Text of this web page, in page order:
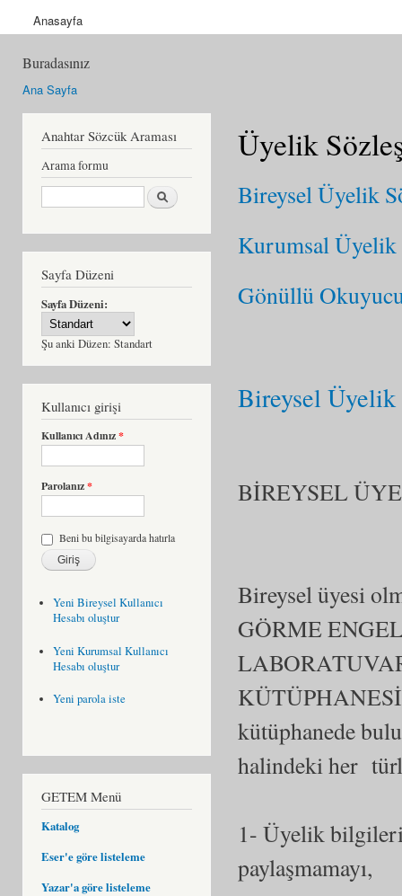
Anasayfa
Buradasınız
Ana Sayfa
Anahtar Sözcük Araması
Arama formu
Ara
Sayfa Düzeni
Sayfa Düzeni:
Şu anki Düzen: Standart
Kullanıcı girişi
Kullanıcı Adınız*
Parolanız*
Beni bu bilgisayarda hatırla
Yeni Bireysel Kullanıcı
Hesabı oluştur
Yeni Kurumsal Kullanıcı
Hesabı oluştur
Yeni parola iste
GETEM Menü
Katalog
Eser'e göre listeleme
Yazar'a göre listeleme
Üyelik
Bireysel Üyelik
Kurumsal Üyelik
Gönüllü
Bireysel Üyelik
BİREYSEL
Bireysel üyesi
GÖRME
kütüphanede
halindeki her
1- Üyelik
paylaşmamayı,